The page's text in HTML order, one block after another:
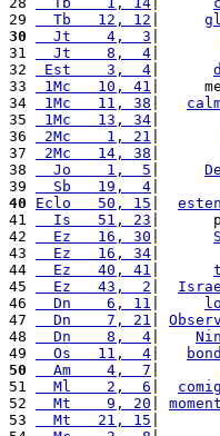
29
  Tb   12, 12
30
  Jt    4,  3
31
  Jt    8,  4
|
32
Est    3,  4
33
1Mc   10, 41 |
34
1Mc   11, 38
35
1Mc   13, 34
36
2Mc    1, 21
37
2Mc   14, 38 |
38
  Jo    1,  5
39
  Sb   19,  4
|
40
Eclo   50, 15
41
  Is   51, 23
|
42
  Ez   16, 30
43
  Ez   16, 34
|
44
  Ez   40, 41
45
  Ez   43,  2
46
  Dn    6, 11
47
  Dn    7, 21
48
  Dn    8,  4
49
  Os   11,  4
50
  Am    4,  7
51
  Ml    2,  6
52
  Mt    9, 20
53
  Mt   21, 15
|